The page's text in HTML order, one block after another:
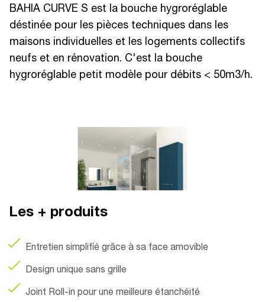
BAHIA CURVE S est la bouche hygroréglable
déstinée pour les pièces techniques dans les
maisons individuelles et les logements collectifs
neufs et en rénovation. C'est la bouche
hygroréglable petit modèle pour débits < 50m3/h.
Les + produits
Entretien simplifié grâce à sa face amovible
Design unique sans grille
Joint Roll-in pour une meilleure étanchéité